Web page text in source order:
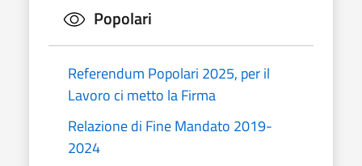
Popolari
Referendum Popolari 2025, per il
Lavoro ci metto la Firma
Relazione di Fine Mandato 2019-
2024